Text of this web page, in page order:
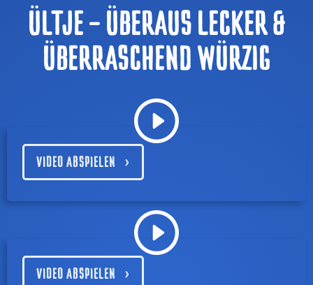
ÜLTJE - ÜBERAUS LECKER &
ÜBERRASCHEND WÜRZIG
VIDEO ABSPIELEN
VIDEO ABSPIELEN